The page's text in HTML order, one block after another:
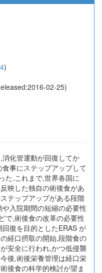
)
02-25)
消化管運動が回復してか
事にステップアップして
た.これまで,世界各国に
映した独自の術後食があ
テップアップがある段階
入院期間の短縮の必要性
で,術後食の改革の必要性
復を目的としたERAS が
経口摂取の開始,段階食の
安全に行われ,かつ低侵襲
後,術後栄養管理は経口栄
後食の科学的検討が望ま